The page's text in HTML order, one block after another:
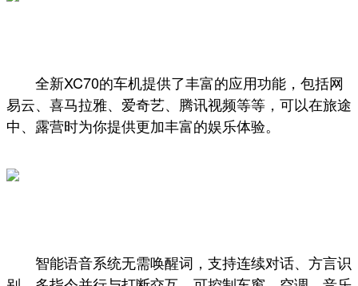
全新XC70的车机提供了丰富的应用功能，包括网
易云、喜马拉雅、爱奇艺、腾讯视频等等，可以在旅途
中、露营时为你提供更加丰富的娱乐体验。
智能语音系统无需唤醒词，支持连续对话、方言识